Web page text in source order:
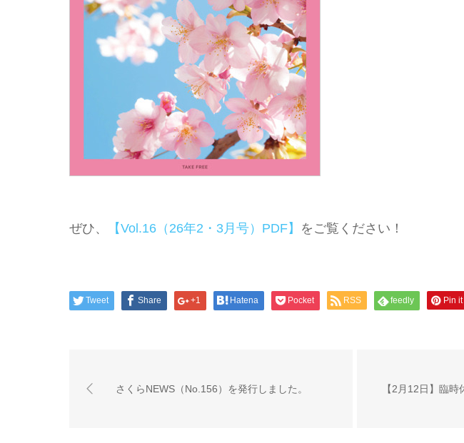
ぜひ、 【Vol.16（26年2・3月号）PDF】 をご覧ください！
Tweet Share +1 Hatena Pocket RSS feedly Pin it
さくらNEWS（No.156）を発行しました。 【2月12日】臨